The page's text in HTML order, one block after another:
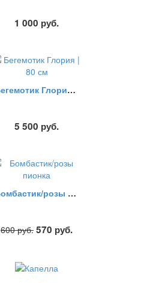
1 000 руб.
Бегемотик Глория | 80 см
5 500 руб.
Бомбастик/розы пионка
600руб. 570 руб.